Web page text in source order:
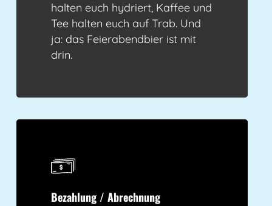
halten euch hydriert, Kaffee und
Tee halten euch auf Trab. Und
ja: das Feierabendbier ist mit
drin.
Bezahlung / Abrechnung